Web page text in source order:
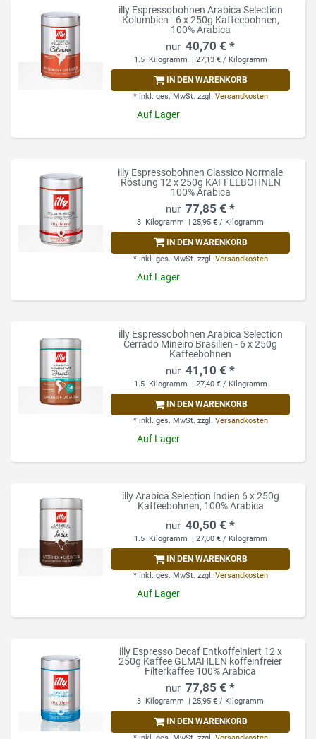
illy Espressobohnen Arabica Selection
Kolumbien - 6 x 250g Kaffeebohnen,
100% Arabica
40,70 € *
1.5 Kilogramm | 27,13 € / Kilogramm
IN DEN WARENKORB
* inkl. ges. MwSt. zzgl. Versandkosten
Auf Lager
illy Espressobohnen Classico Normale
Röstung 12 x 250g KAFFEEBOHNEN
100% Arabica
77,85 € *
3 Kilogramm | 25,95 € / Kilogramm
IN DEN WARENKORB
* inkl. ges. MwSt. zzgl. Versandkosten
Auf Lager
illy Espressobohnen Arabica Selection
Cerrado Mineiro Brasilien - 6 x 250g
Kaffeebohnen
41,10 € *
1.5 Kilogramm | 27,40 € / Kilogramm
IN DEN WARENKORB
* inkl. ges. MwSt. zzgl. Versandkosten
Auf Lager
illy Arabica Selection Indien 6 x 250g
Kaffeebohnen, 100% Arabica
40,50 € *
1.5 Kilogramm | 27,00 € / Kilogramm
IN DEN WARENKORB
* inkl. ges. MwSt. zzgl. Versandkosten
Auf Lager
illy Espresso Decaf Entkoffeiniert 12 x
250g Kaffee GEMAHLEN koffeinfreier
Filterkaffee 100% Arabica
77,85 € *
3 Kilogramm | 25,95 € / Kilogramm
IN DEN WARENKORB